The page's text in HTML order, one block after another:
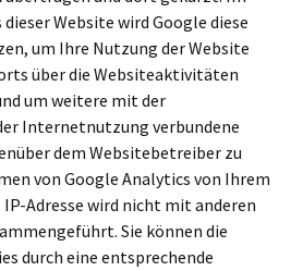
Website wird Google diese
um Ihre Nutzung der Website
über die Websiteaktivitäten
um weitere mit der
Internetnutzung verbundene
dem Websitebetreiber zu
von Google Analytics von Ihrem
Adresse wird nicht mit anderen
Sie können die
durch eine entsprechende